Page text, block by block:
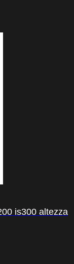
is300 altezza